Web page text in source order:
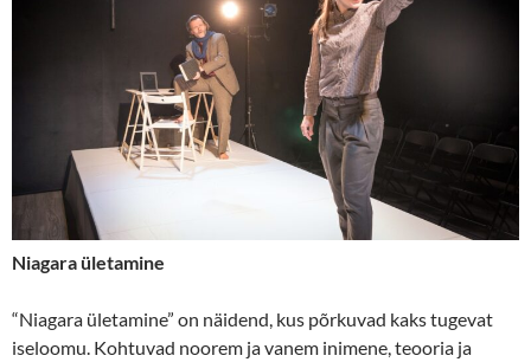
Niagara ületamine
“Niagara ületamine” on näidend, kus põrkuvad kaks tugevat
iseloomu. Kohtuvad noorem ja vanem inimene, teooria ja